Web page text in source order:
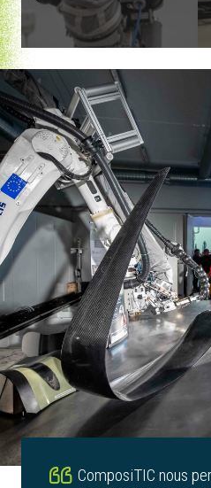
ComposiTIC nous